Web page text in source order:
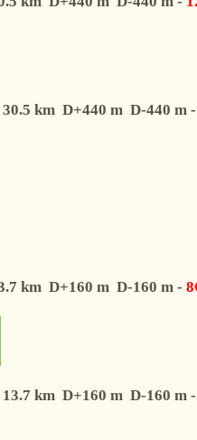
30.5 km D+440 m D-440 m -
km D+160 m D-160 m -
13.7 km D+160 m D-160 m -